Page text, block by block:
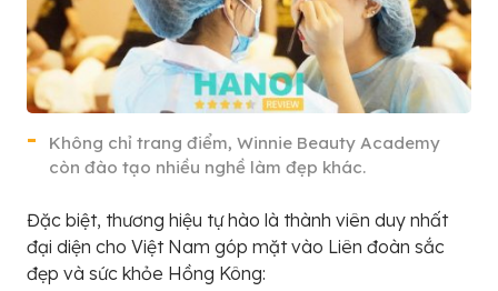
Không chỉ trang điểm, Winnie Beauty Academy
còn đào tạo nhiều nghề làm đẹp khác.
Đặc biệt, thương hiệu tự hào là thành viên duy nhất
đại diện cho Việt Nam góp mặt vào Liên đoàn sắc
đẹp và sức khỏe Hồng Kông: